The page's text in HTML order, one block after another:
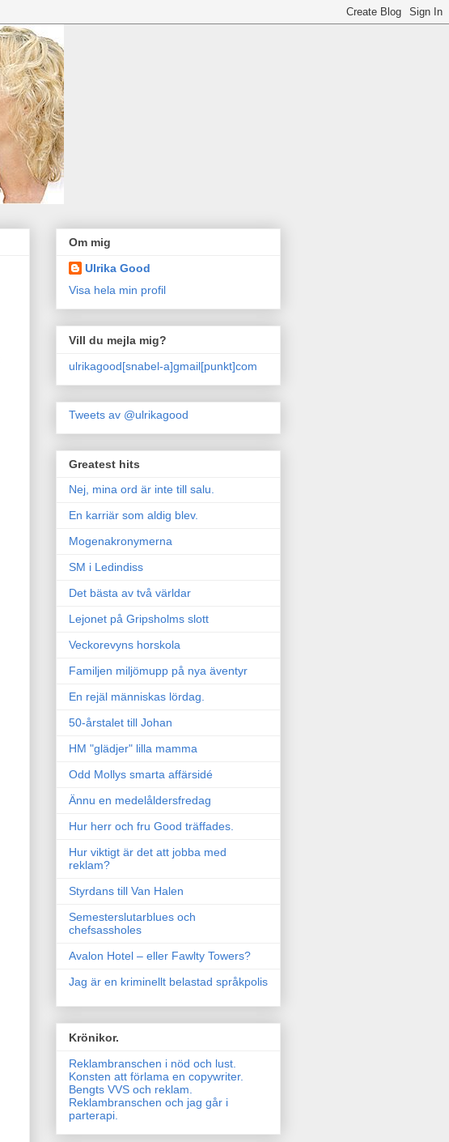
Om mig
Ulrika Good
Visa hela min profil
Vill du mejla mig?
ulrikagood[snabel-a]gmail[punkt]com
Tweets av @ulrikagood
Greatest hits
Nej, mina ord är inte till salu.
En karriär som aldig blev.
Mogenakronymerna
SM i Ledindiss
Det bästa av två världar
Lejonet på Gripsholms slott
Veckorevyns horskola
Familjen miljömupp på nya äventyr
En rejäl människas lördag.
50-årstalet till Johan
HM "glädjer" lilla mamma
Odd Mollys smarta affärsidé
Ännu en medelåldersfredag
Hur herr och fru Good träffades.
Hur viktigt är det att jobba med
reklam?
Styrdans till Van Halen
Semesterslutarblues och
chefsassholes
Avalon Hotel – eller Fawlty Towers?
Jag är en kriminellt belastad språkpolis
Krönikor.
Reklambranschen i nöd och lust.
Konsten att förlama en copywriter.
Bengts VVS och reklam.
Reklambranschen och jag går i
parterapi.